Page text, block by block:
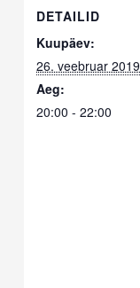
DETAILID
Kuupäev:
26. veebruar 2019
Aeg:
20:00 - 22:00